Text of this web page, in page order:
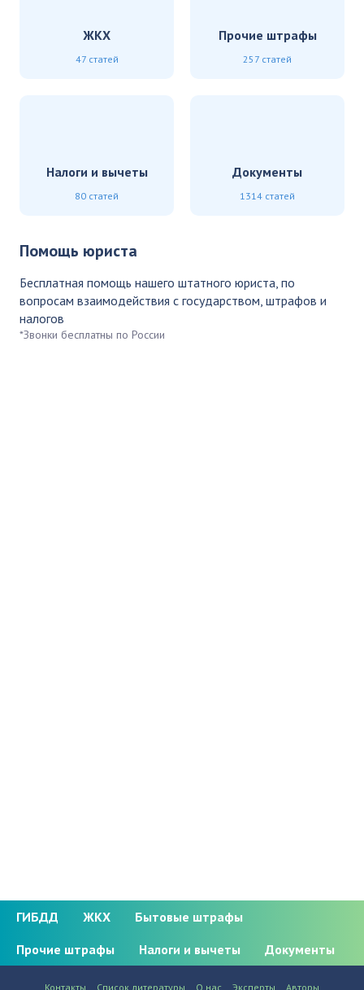
ЖКХ
47 статей
Прочие штрафы
257 статей
Налоги и вычеты
80 статей
Документы
1314 статей
Помощь юриста
Бесплатная помощь нашего штатного юриста, по
вопросам взаимодействия с государством, штрафов и
налогов
*Звонки бесплатны по России
ГИБДД ЖКХ
Бытовые штрафы
Прочие штрафы
Налоги и вычеты Документы
Контакты Список литературы О нас Эксперты Авторы